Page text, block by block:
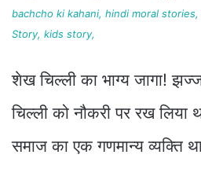
bachcho ki kahani, hindi moral stories,
Story, kids story,
शेख चिल्ली का भाग्य जागा!
चिल्ली को नौकरी पर रख
समाज का एक गणमान्य व्यक्ति